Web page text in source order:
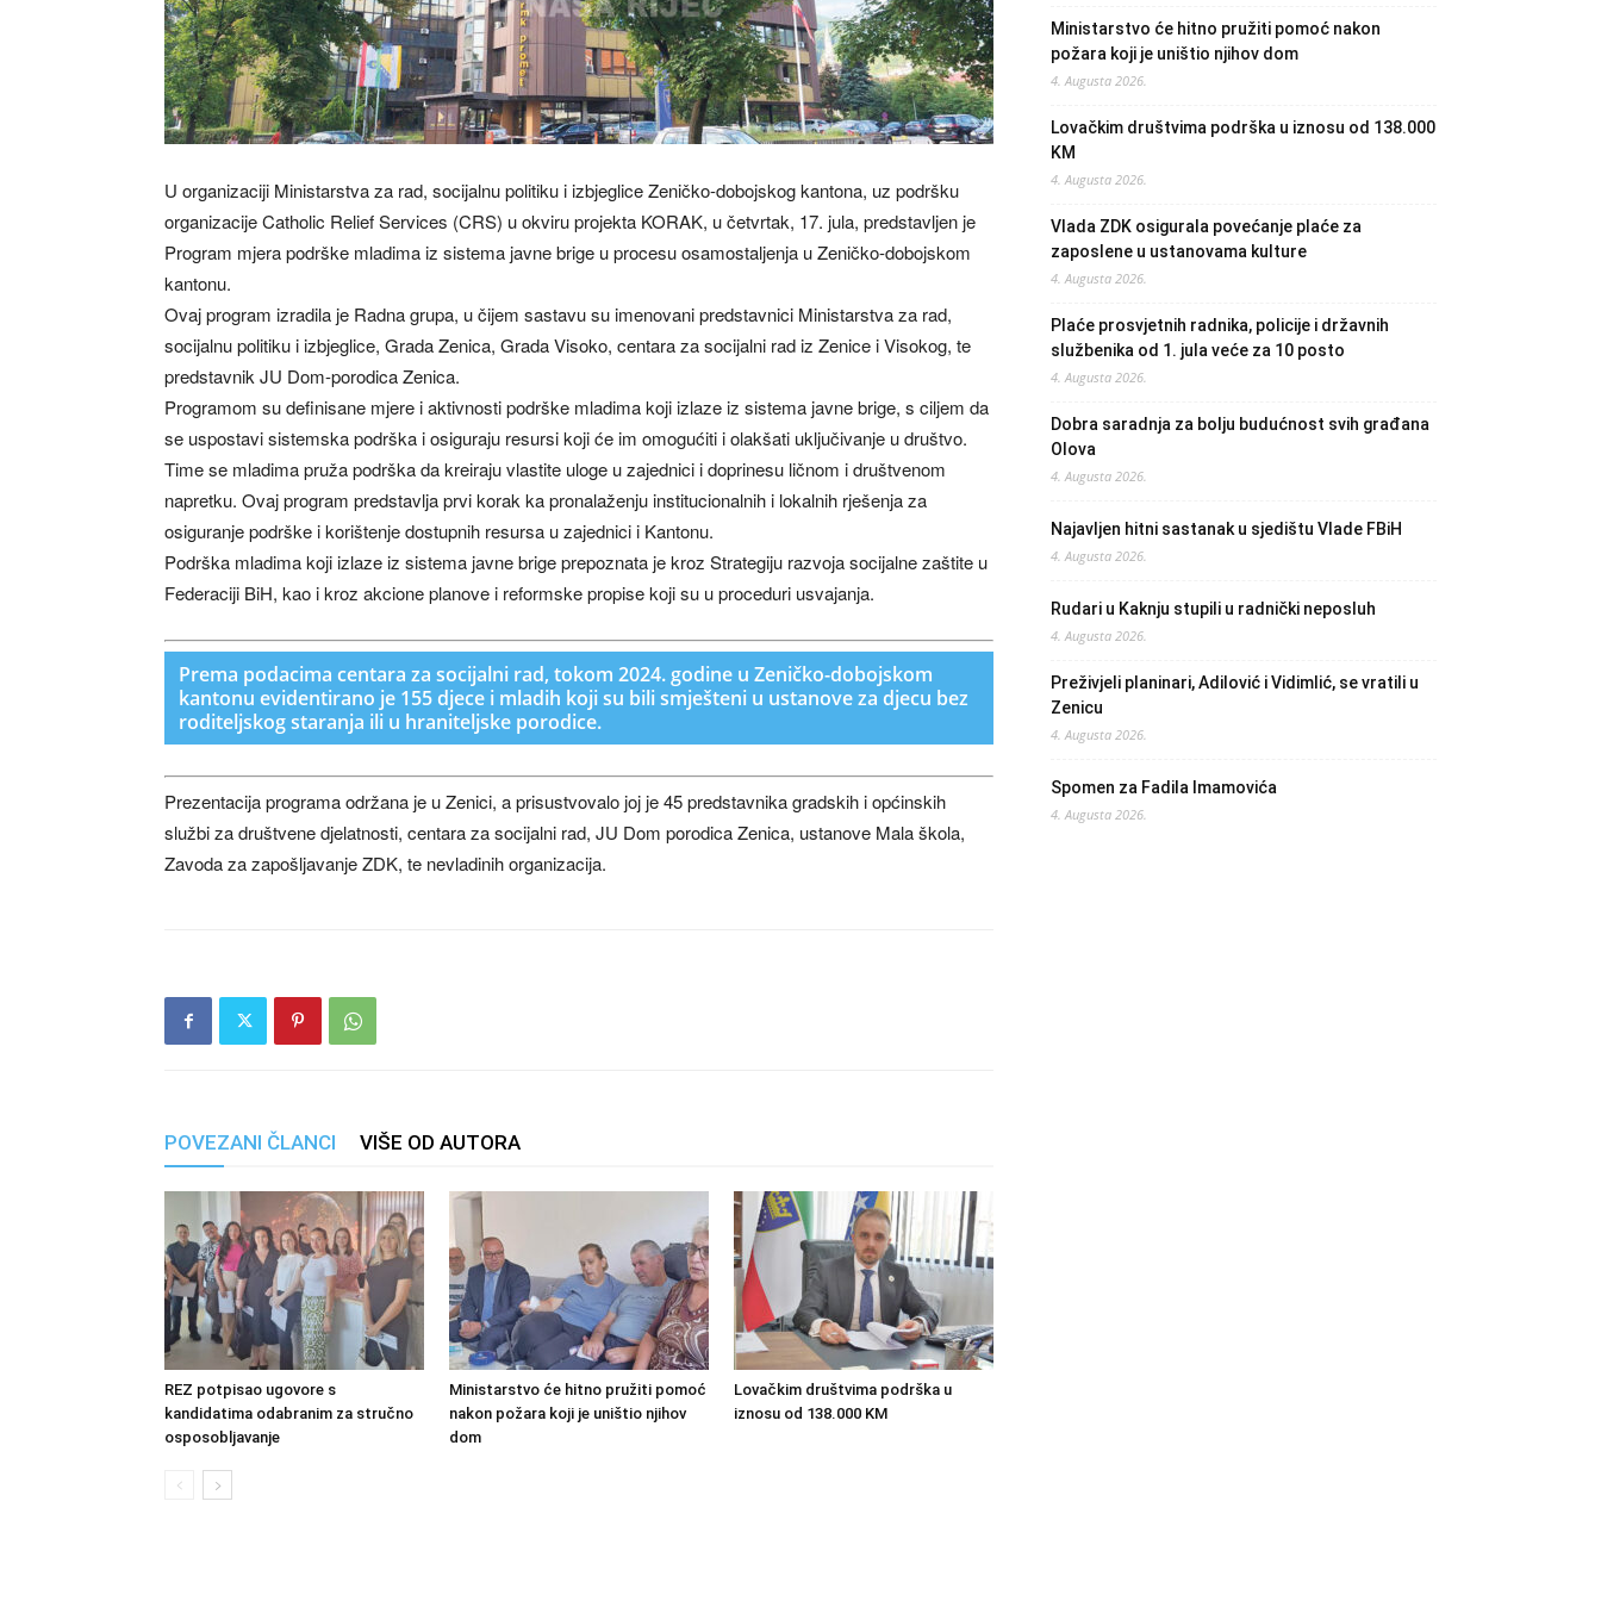
U organizaciji Ministarstva za rad, socijalnu politiku i izbjeglice Zeničko-dobojskog kantona, uz podršku
organizacije Catholic Relief Services (CRS) u okviru projekta KORAK, u četvrtak, 17. jula, predstavljen je
Program mjera podrške mladima iz sistema javne brige u procesu osamostaljenja u Zeničko-dobojskom
kantonu.
Ovaj program izradila je Radna grupa, u čijem sastavu su imenovani predstavnici Ministarstva za rad,
socijalnu politiku i izbjeglice, Grada Zenica, Grada Visoko, centara za socijalni rad iz Zenice i Visokog, te
predstavnik JU Dom-porodica Zenica.
Programom su definisane mjere i aktivnosti podrške mladima koji izlaze iz sistema javne brige, s ciljem da
se uspostavi sistemska podrška i osiguraju resursi koji će im omogućiti i olakšati uključivanje u društvo.
Time se mladima pruža podrška da kreiraju vlastite uloge u zajednici i doprinesu ličnom i društvenom
napretku. Ovaj program predstavlja prvi korak ka pronalaženju institucionalnih i lokalnih rješenja za
osiguranje podrške i korištenje dostupnih resursa u zajednici i Kantonu.
Podrška mladima koji izlaze iz sistema javne brige prepoznata je kroz Strategiju razvoja socijalne zaštite u
Federaciji BiH, kao i kroz akcione planove i reformske propise koji su u proceduri usvajanja.
Prema podacima centara za socijalni rad, tokom 2024. godine u Zeničko-dobojskom
kantonu evidentirano je 155 djece i mladih koji su bili smješteni u ustanove za djecu bez
roditeljskog staranja ili u hraniteljske porodice.
Prezentacija programa održana je u Zenici, a prisustvovalo joj je 45 predstavnika gradskih i općinskih
službi za društvene djelatnosti, centara za socijalni rad, JU Dom porodica Zenica, ustanove Mala škola,
Zavoda za zapošljavanje ZDK, te nevladinih organizacija.
POVEZANI ČLANCI VIŠE OD AUTORA
REZ potpisao ugovore s
kandidatima odabranim za stručno
osposobljavanje
Ministarstvo će hitno pružiti pomoć
nakon požara koji je uništio njihov
dom
Lovačkim društvima podrška u
iznosu od 138.000 KM
Ministarstvo će hitno pružiti pomoć nakon
požara koji je uništio njihov dom
4. Augusta 2026.
Lovačkim društvima podrška u iznosu od 138.000
KM
4. Augusta 2026.
Vlada ZDK osigurala povećanje plaće za
zaposlene u ustanovama kulture
4. Augusta 2026.
Plaće prosvjetnih radnika, policije i državnih
službenika od 1. jula veće za 10 posto
4. Augusta 2026.
Dobra saradnja za bolju budućnost svih građana
Olova
4. Augusta 2026.
Najavljen hitni sastanak u sjedištu Vlade FBiH
4. Augusta 2026.
Rudari u Kaknju stupili u radnički neposluh
4. Augusta 2026.
Preživjeli planinari, Adilović i Vidimlić, se vratili u
Zenicu
4. Augusta 2026.
Spomen za Fadila Imamovića
4. Augusta 2026.